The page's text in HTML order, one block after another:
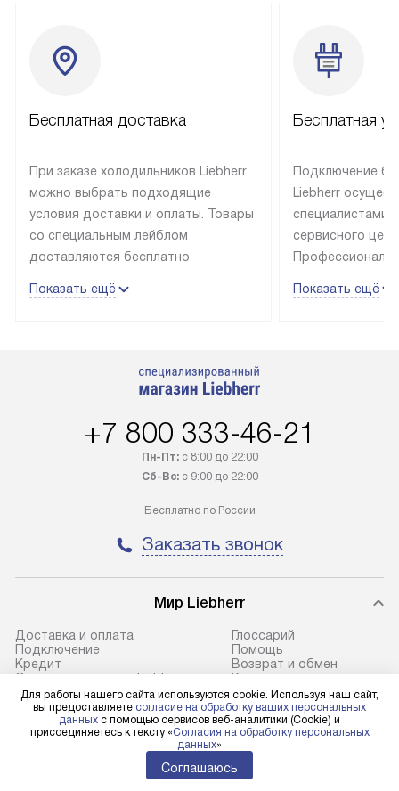
Бесплатная доставка
При заказе холодильников Liebherr
можно выбрать подходящие
условия доставки и оплаты. Товары
со специальным лейблом
доставляются бесплатно
до подъезда, выезд за МКАД
в течение трех дней. Доставка
регионы осуществляется через
транспортную компанию. После
100% предоплаты наша компания
до представительства
транспортной компании в городе
Москва. Пожалуйста, уточняйте
условия доставки у менеджера при
В оговоренный день служба
доставки доставит упакованный
прибор до подъезда. Если
требуется переместить прибор
до двери квартиры или до места
установки, пожалуйста,
предварительно уточните это
с менеджером. За данную услугу
Показать ещё
Бесплатная
Подключение
Liebherr
специалистами
сервисного
эксплуатации
Стоимость
возможные
предполагают
установленной
требующим
к водопроводу,
наличие крана.
Показать ещё
+7 800 333-46-21
Пн-Пт:с 8:00 до 22:00
Сб-Вс:с 9:00 до 22:00
Бесплатно по России
Заказать звонок
Мир Liebherr
Доставка и оплата
Подключение
Кредит
Сервисные центры Liebherr
Cтатьи
Глоссарий
Помощь
Возврат и обмен
Контакты
Для физических лиц
shop@l-rus.ru
Для юридических лиц
Для работы нашего сайта используются cookie. Используя наш сайт,
вы предоставляете согласие на обработку ваших персональных
данных с помощью сервисов веб-аналитики (Cookie) и
присоединяетесь к тексту «Согласия на обработку персональных
данных»
Соглашаюсь